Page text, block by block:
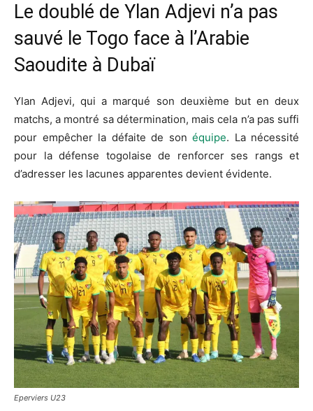
Le doublé de Ylan Adjevi n’a pas
sauvé le Togo face à l’Arabie
Saoudite à Dubaï
YlanAdjevi, qui a marqué son deuxième but en deux
matchs, a montré sa détermination, mais cela n’a pas suffi
pour empêcher la défaite de son équipe. La nécessité
pour la défense togolaise de renforcer ses rangs et
d’adresser les lacunes apparentes devient évidente.
Eperviers U23